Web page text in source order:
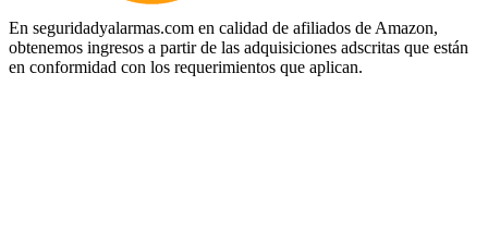
En seguridadyalarmas.com en calidad de afiliados de Amazon,
obtenemos ingresos a partir de las adquisiciones adscritas que están
en conformidad con los requerimientos que aplican.